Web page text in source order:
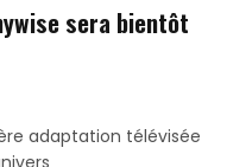
sera bientôt
adaptation télévisée